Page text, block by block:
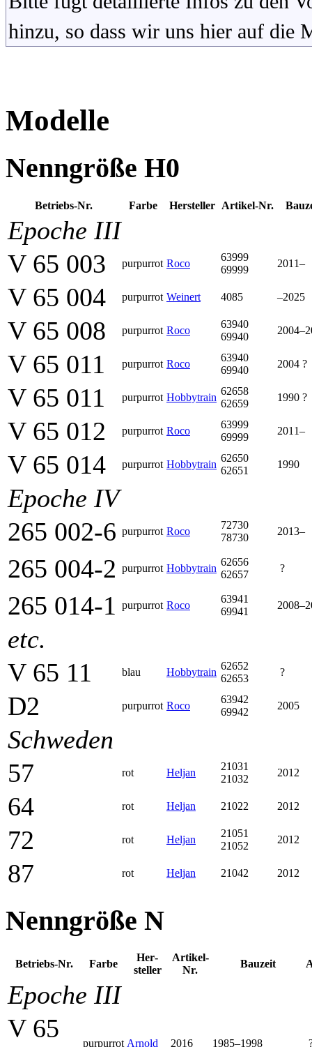
hinzu, so dass wir uns hier auf die
Modelle
Nenngröße H0
Betriebs-Nr. Farbe Her­steller Artikel-Nr.
Epoche III
V 65 003
purpurrot Roco
63999
69999
2011–
V 65 004 purpurrot Weinert 4085 –2025
V 65 008 purpurrot Roco
63940
69940
V 65 011 purpurrot Roco
63940
69940
2004 ?
V 65 011 purpurrot Hobbytrain
62658
62659
1990 ?
V 65 012 purpurrot Roco
63999
69999
2011–
V 65 014 purpurrot Hobbytrain
62650
62651
1990
Epoche IV
265 002-6 purpurrot Roco
72730
78730
2013–
265 004-2 purpurrot Hobbytrain
62656
62657
?
265 014-1 purpurrot Roco
63941
69941
etc.
V 65 11
blau Hobbytrain
62652
62653
?
D2 purpurrot Roco
63942
69942
2005
Schweden
57
rot Heljan
21031
21032
2012
64 rot Heljan 21022 2012
72 rot Heljan
21051
21052
2012
87 rot Heljan 21042 2012
Nenngröße N
Betriebs-Nr. Farbe
Her­
steller
Artikel-
Nr.
Bauzeit
Epoche III
V 65
purpurrot Arnold 2016 1985–1998